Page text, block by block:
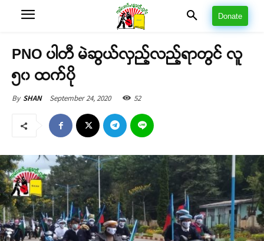
Donate
PNO ပါတီ မဲဆွယ်လှည့်လည့်ရာတွင် လူ
၅၀ ထက်ပို
By SHAN September 24, 2020 52